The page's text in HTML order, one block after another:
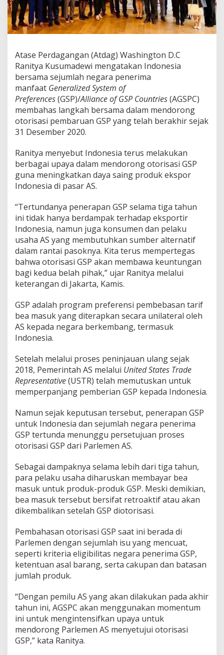
r
o
n
g
o
t
o
r
i
s
a
s
i
e
m
b
e
b
s
a
n
t
a
r
i
f
b
e
m
a
s
u
Atase Perdagangan (Atdag) Washington D.C
Ranitya Kusumadewi mengatakan Indonesia
bersama sejumlah negara penerima
manfaat Generalized System of
Preferences(GSP)/Alliance of GSP Countries(AGSPC)
membahas langkah bersama dalam mendorong
otorisasi pembaruan GSP yang telah berakhir sejak
31 Desember 2020.
Ranitya menyebut Indonesia terus melakukan
berbagai upaya dalam mendorong otorisasi GSP
guna meningkatkan daya saing produk ekspor
Indonesia di pasar AS.
“Tertundanya penerapan GSP selama tiga tahun
ini tidak hanya berdampak terhadap eksportir
Indonesia, namun juga konsumen dan pelaku
usaha AS yang membutuhkan sumber alternatif
dalam rantai pasoknya. Kita terus mempertegas
bahwa otorisasi GSP akan membawa keuntungan
bagi kedua belah pihak,” ujar Ranitya melalui
keterangan di Jakarta, Kamis.
GSP adalah program preferensi pembebasan tarif
bea masuk yang diterapkan secara unilateral oleh
AS kepada negara berkembang, termasuk
Indonesia.
Setelah melalui proses peninjauan ulang sejak
2018, Pemerintah AS melalui United States Trade
Representative(USTR) telah memutuskan untuk
memperpanjang pemberian GSP kepada Indonesia.
Namun sejak keputusan tersebut, penerapan GSP
untuk Indonesia dan sejumlah negara penerima
GSP tertunda menunggu persetujuan proses
otorisasi GSP dari Parlemen AS.
Sebagai dampaknya selama lebih dari tiga tahun,
para pelaku usaha diharuskan membayar bea
masuk untuk produk-produk GSP. Meski demikian,
bea masuk tersebut bersifat retroaktif atau akan
dikembalikan setelah GSP diotorisasi.
Pembahasan otorisasi GSP saat ini berada di
Parlemen dengan sejumlah isu yang mencuat,
seperti kriteria eligibilitas negara penerima GSP,
ketentuan asal barang, serta cakupan dan batasan
jumlah produk.
“Dengan pemilu AS yang akan dilakukan pada akhir
tahun ini, AGSPC akan menggunakan momentum
ini untuk mengintensifkan upaya untuk
mendorong Parlemen AS menyetujui otorisasi
GSP,” kata Ranitya.